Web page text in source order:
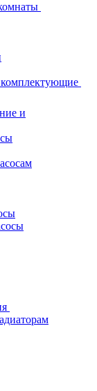
комплектующие
и